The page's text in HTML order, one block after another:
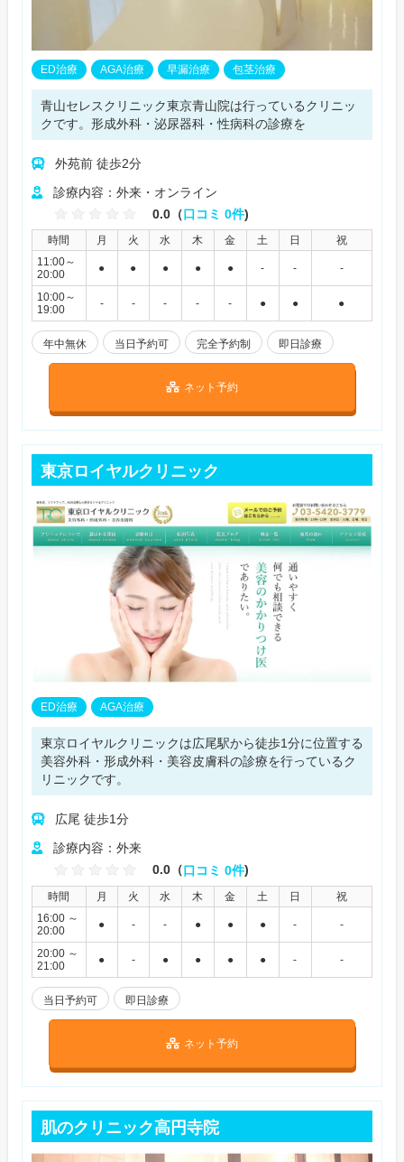
ED治療 AGA治療 早漏治療 包茎治療
青山セレスクリニック東京青山院は行っているクリニッ
クです。形成外科・泌尿器科・性病科の診療を
外苑前 徒歩2分
診療内容：外来・オンライン
0.0（口コミ 0件)
時間 月 火 水 木 金 土 日
祝
11:00～
20:00
● ● ● ● ● - - -
10:00～
19:00
- - - - - ● ● ●
年中無休 当日予約可 完全予約制 即日診療
ネット予約
東京ロイヤルクリニック
ED治療 AGA治療
東京ロイヤルクリニックは広尾駅から徒歩1分に位置する
美容外科・形成外科・美容皮膚科の診療を行っているク
リニックです。
広尾 徒歩1分
診療内容：外来
0.0（口コミ 0件)
時間 月 火 水 木 金 土 日
祝
16:00 ～
20:00
● - - ● ● ● - -
20:00 ～
21:00
● - ● ● ● ● - -
当日予約可 即日診療
ネット予約
肌のクリニック高円寺院